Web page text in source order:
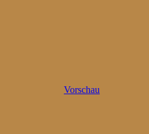
Vorschau